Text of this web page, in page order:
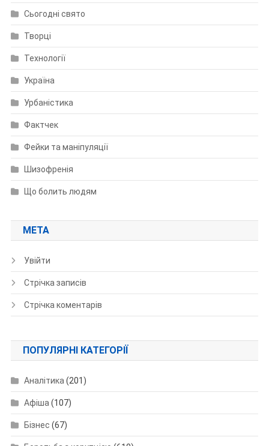
Сьогодні свято
Творці
Технології
Україна
Урбаністика
Фактчек
Фейки та маніпуляції
Шизофренія
Що болить людям
МЕТА
Увійти
Стрічка записів
Стрічка коментарів
ПОПУЛЯРНІ КАТЕГОРІЇ
Аналітика (201)
Афіша (107)
Бізнес (67)